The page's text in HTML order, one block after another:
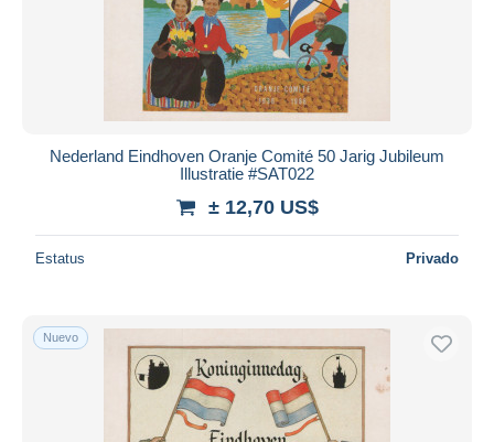
Nederland Eindhoven Oranje Comité 50 Jarig Jubileum
Illustratie #SAT022
± 12,70 US$
Estatus Privado
Nuevo